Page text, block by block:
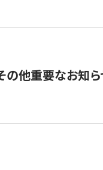
の他重要なお知ら